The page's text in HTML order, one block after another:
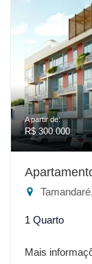
A partir de:
R$ 300.000
1 Quarto
Mais